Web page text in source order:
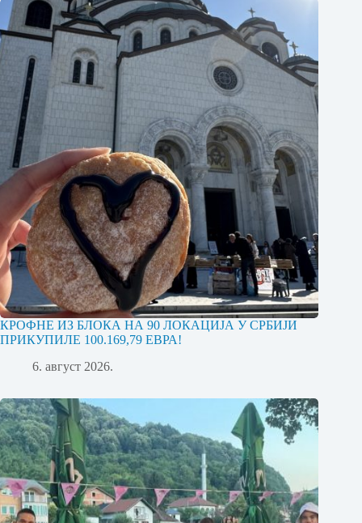
КРОФНЕ ИЗ БЛОКА НА 90 ЛОКАЦИЈА У СРБИЈИ
ПРИКУПИЛЕ 100.169,79 ЕВРА!
6. август 2026.